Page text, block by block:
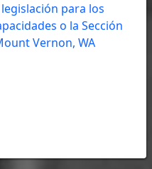
para los
o la Sección
Vernon, WA